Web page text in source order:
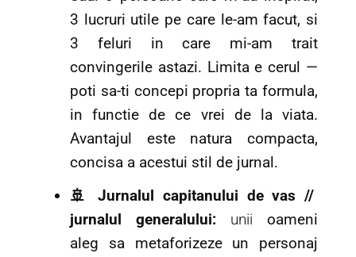
3 lucruri utile pe care le-am facut, si
3 feluri in care mi-am trait
convingerile astazi. Limita e cerul —
poti sa-ti concepi propria ta formula,
in functie de ce vrei de la viata.
Avantajul este natura compacta,
concisa a acestui stil de jurnal.
🚢 Jurnalul capitanului de vas //
jurnalul generalului: unii oameni
aleg sa metaforizeze un personaj